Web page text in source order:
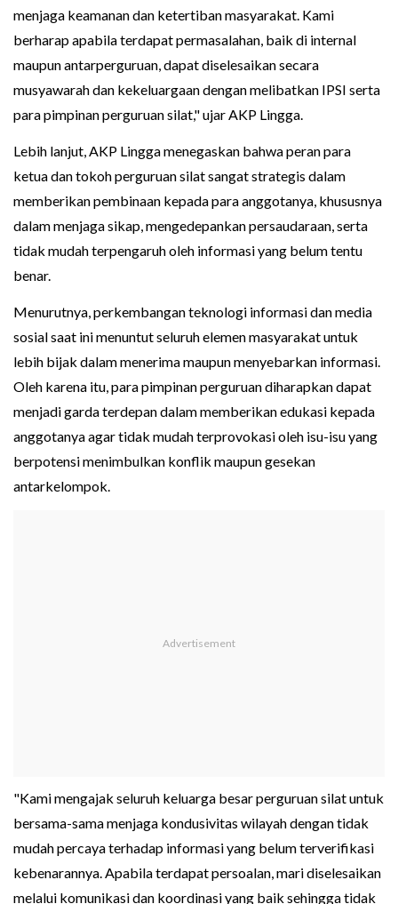
menjaga keamanan dan ketertiban masyarakat. Kami
berharap apabila terdapat permasalahan, baik di internal
maupun antarperguruan, dapat diselesaikan secara
musyawarah dan kekeluargaan dengan melibatkan IPSI serta
para pimpinan perguruan silat," ujar AKP Lingga.
Lebih lanjut, AKP Lingga menegaskan bahwa peran para
ketua dan tokoh perguruan silat sangat strategis dalam
memberikan pembinaan kepada para anggotanya, khususnya
dalam menjaga sikap, mengedepankan persaudaraan, serta
tidak mudah terpengaruh oleh informasi yang belum tentu
benar.
Menurutnya, perkembangan teknologi informasi dan media
sosial saat ini menuntut seluruh elemen masyarakat untuk
lebih bijak dalam menerima maupun menyebarkan informasi.
Oleh karena itu, para pimpinan perguruan diharapkan dapat
menjadi garda terdepan dalam memberikan edukasi kepada
anggotanya agar tidak mudah terprovokasi oleh isu-isu yang
berpotensi menimbulkan konflik maupun gesekan
antarkelompok.
"Kami mengajak seluruh keluarga besar perguruan silat untuk
bersama-sama menjaga kondusivitas wilayah dengan tidak
mudah percaya terhadap informasi yang belum terverifikasi
kebenarannya. Apabila terdapat persoalan, mari diselesaikan
melalui komunikasi dan koordinasi yang baik sehingga tidak